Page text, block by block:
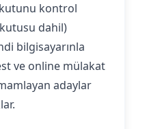
kontrol
dahil)
bilgisayarınla
ve online mülakat
adaylar